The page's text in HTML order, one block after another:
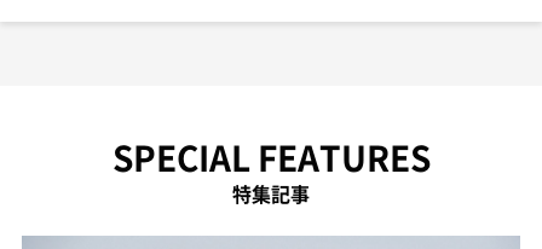
SPECIAL FEATURES
特集記事